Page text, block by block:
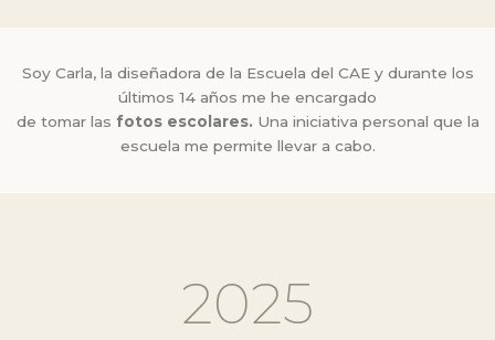
Soy Carla, la diseñadora de la Escuela del CAE y durante los
últimos 14 años me he encargado
de tomar las fotos escolares. Una iniciativa personal que la
escuela me permite llevar a cabo.
2025